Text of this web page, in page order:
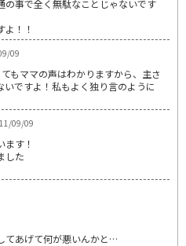
の事で全く無駄なことじゃないです
！！
09
もママの声はわかりますから、主さ
ですよ！私もよく独り言のように
09/09
す！
した
てあげて何が悪いんかと…